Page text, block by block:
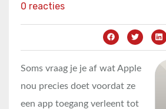
0 reacties
Soms vraag je je af wat Apple
nou precies doet voordat ze
een app toegang verleent tot